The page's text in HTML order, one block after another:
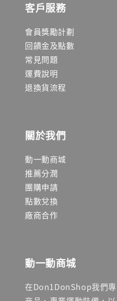
客戶服務
會員獎勵計劃
回饋金及點數
常見問題
運費說明
退換貨流程
關於我們
動一動商城
推薦分潤
團購申請
點數兌換
廠商合作
動一動商城
在Don1DonShop我們